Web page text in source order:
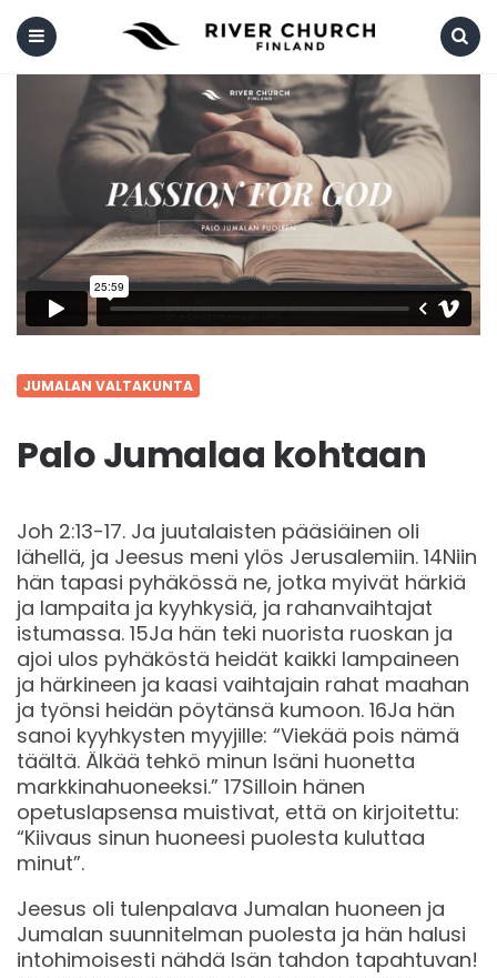
Menu Search
JUMALAN VALTAKUNTA
Palo Jumalaa kohtaan
Joh‬ ‭2:13-17‬. Ja juutalaisten pääsiäinen oli
lähellä, ja Jeesus meni ylös Jerusalemiin. 14Niin
hän tapasi pyhäkössä ne, jotka myivät härkiä
ja lampaita ja kyyhkysiä, ja rahanvaihtajat
istumassa. 15Ja hän teki nuorista ruoskan ja
ajoi ulos pyhäköstä heidät kaikki lampaineen
ja härkineen ja kaasi vaihtajain rahat maahan
ja työnsi heidän pöytänsä kumoon. 16Ja hän
sanoi kyyhkysten myyjille: “Viekää pois nämä
täältä. Älkää tehkö minun Isäni huonetta
markkinahuoneeksi.” 17Silloin hänen
opetuslapsensa muistivat, että on kirjoitettu:
“Kiivaus sinun huoneesi puolesta kuluttaa
minut”.
Jeesus oli tulenpalava Jumalan huoneen ja
Jumalan suunnitelman puolesta ja hän halusi
intohimoisesti nähdä Isän tahdon tapahtuvan!